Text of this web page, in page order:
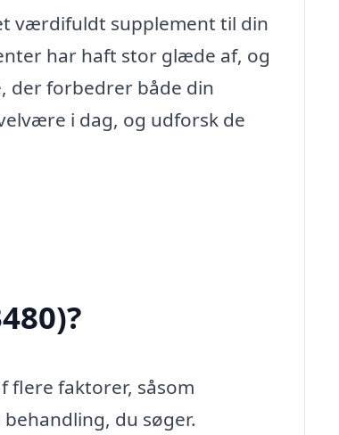
værdifuldt supplement til din
har haft stor glæde af, og
der forbedrer både din
i dag, og udforsk de
flere faktorer, såsom
du søger.